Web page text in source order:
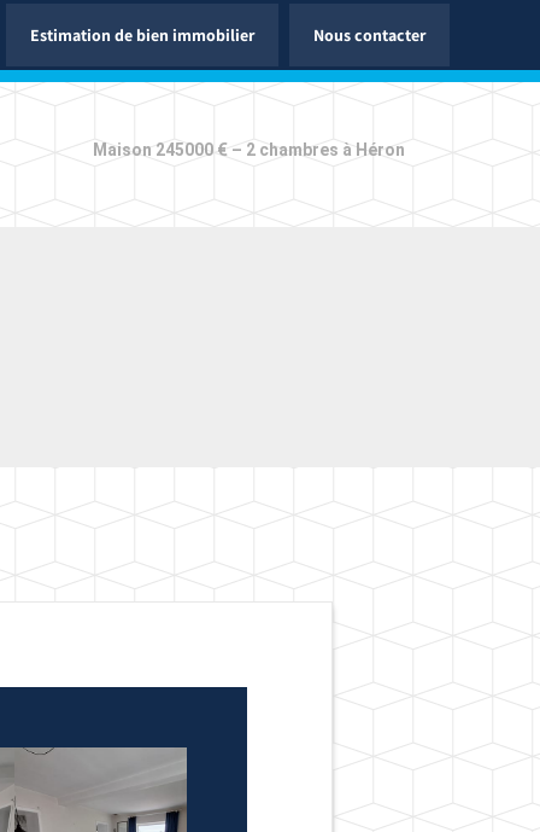
Estimation de bien immobilier Nous contacter
Maison 245000 € – 2 chambres à Héron